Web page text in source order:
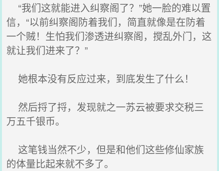
“我们这就能进入纠察阁了？”她一脸的难以置
信，“以前纠察阁防着我们，简直就像是在防着
一个贼！生怕我们渗透进纠察阁，搅乱外门，这
就让我们进来了？”
她根本没有反应过来，到底发生了什么！
然后捋了捋，发现就之一苏云被要求交税三
万五千银币。
这笔钱当然不少，但是和他们这些修仙家族
的体量比起来就不多了。